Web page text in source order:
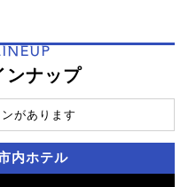
ンナップ
があります
内ホテル